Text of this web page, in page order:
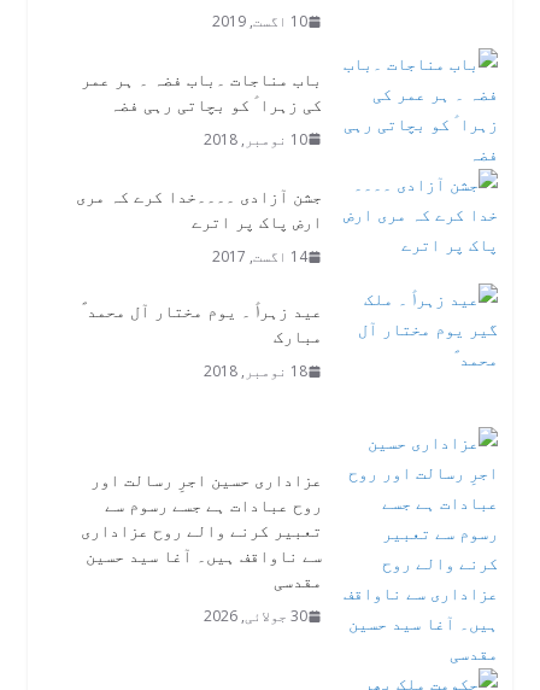
10 اگست, 2019
باب مناجات ۔باب فضہ ۔ ہر عمر
کی زہرا ؑ کو بچاتی رہی فضہ
10 نومبر, 2018
جشن آزادی ۔۔۔۔خدا کرے کہ مری
ارض پاک پر اترے
14 اگست, 2017
عید زہراؑ ۔ یوم مختار آل محمد ؐ
مبارک
18 نومبر, 2018
عزاداری حسین اجرِ رسالت اور
روح عبادات ہے جسے رسوم سے
تعبیر کرنے والے روح عزاداری
سے ناواقف ہیں۔ آغا سید حسین
مقدسی
30 جولائی, 2026